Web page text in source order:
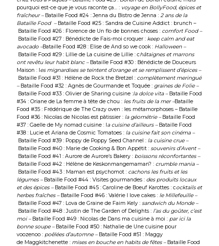
pourquoi est-ce que je vous raconte ça…: voyage en BollyFood, épices et
fraîcheur – Bataille Food #24 : Jenna du Bistro de Jenna : 2 ans de la
Bataille Food – Bataille Food #25 : Sandra de Cuisine Addict: brunch –
Bataille Food #26 : Florence de Un flo de bonnes choses: comfort Food –
Bataille Food #27 : Bénédicte de Fais-moi croquer: keep calm and eat
avocado –Bataille Food #28 : Elise de And so we cook: Halloween –
Bataille Food #29 : Lillie de La cuisine de Lillie: châtaignes et marrons
ont revêtu leur habit blanc – Bataille Food #30 : Bénédicte de Douceurs
Maison : les mignardises se teintent d’orange et se remplissent d’épices –
Bataille Food #31 : Hélène de Rock the Bretzel : complètement meringué
– Bataille Food #32 : Agnès de Gourmande et Toquée: graines de Folie –
Bataille Food #33 : Olivier de Sharing cuisine:la dolce vita – Bataille Food
#34 : Oriane de La femme à tête de chou : les fruits de la mer –Bataille
Food #35 : Frédérique de The Crazy oven : les métamorphoses – Bataille
Food #36 : Nicolas de Nicolas est pâtissier : la géométrie – Bataille Food
#37 : Gaelle de My nomad cuisine: la cuisine d’ailleurs – Bataille Food
#38 : Lucie et Ariana de Cosmic Tomatoes: la cuisine fait son cinéma –
Bataille Food #39 : Poppy de Poppy Seed Channel : la cuisine crue –
Bataille Food #40 : Marie de Cooking & Bon Appétit: souvenirs d’Avent –
Bataille Food #41 : Aurore de Aurore’s Bakery: boissons réconfortantes –
Bataille Food #42 : Hélène de Keskonmangemaman? : crumble mania –
Bataille Food #43 : Maman est psychomot: cachons les fruits et les
légumes – Bataille Food #44 : Visites gourmandes: des produits locaux
et des épices – Bataille Food #45 : Caroline de Boeuf Karottes: cocktails et
herbesfraîches – Bataille Food #46 : Valérie I love cakes: le Millefeuille –
Bataille Food #47 : Lova de Graine de Faim Kely: sandwich du Monde –
Bataille Food #48 : Justin de The Garden of Delights: l’as du goûter, c’est
moi – Bataille Food #49 : Nicolas de Dans ma cuisine à moi : par ici la
bonne soupe – Bataille Food #50 : Nathalie de Une cuisine pour
voozenoo: poêlées d’automne – Bataille Food #51 : Maggy
de Maggkitchenette: mises en bouche en habits de fêtes – Bataille Food